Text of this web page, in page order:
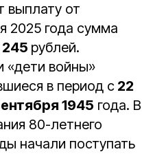
выплату от
2025 года сумма
245 рублей.
«дети войны»
в период с 22
1945 года. В
80-летнего
начали поступать